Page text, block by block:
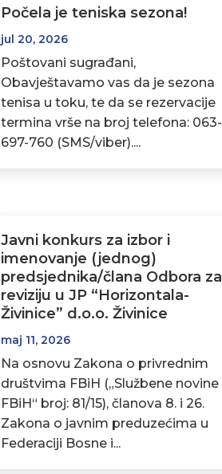
Počela je teniska sezona!
jul 20, 2026
Poštovani sugrađani,
Obavještavamo vas da je sezona
tenisa u toku, te da se rezervacije
termina vrše na broj telefona: 063-
697-760 (SMS/viber)....
Javni konkurs za izbor i
imenovanje (jednog)
predsjednika/člana Odbora za
reviziju u JP “Horizontala-
Živinice” d.o.o. Živinice
maj 11, 2026
Na osnovu Zakona o privrednim
društvima FBiH („Službene novine
FBiH“ broj: 81/15), članova 8. i 26.
Zakona o javnim preduzećima u
Federaciji Bosne i...